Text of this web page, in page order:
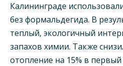
Калининграде
без формальдегида. В
теплый, экологичный
запахов химии. Также
отопление на 15% в первый